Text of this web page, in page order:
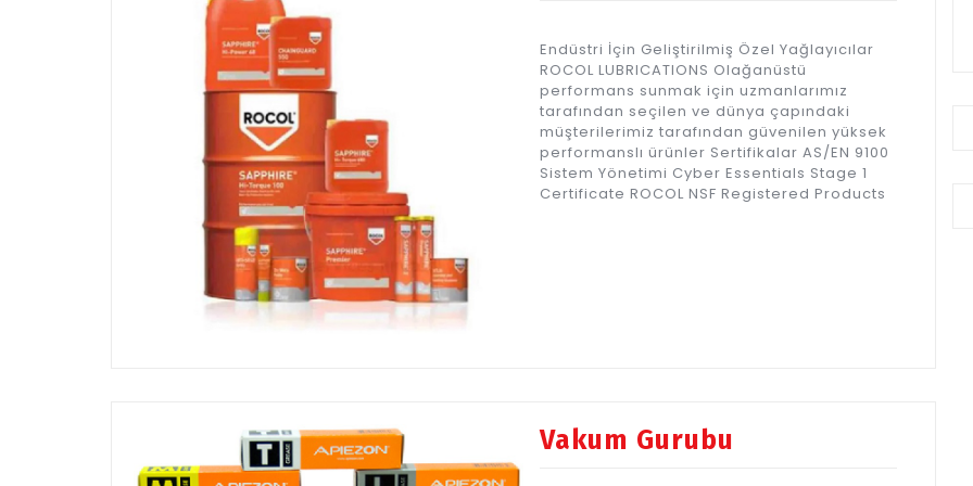
Endüstri İçin Geliştirilmiş Özel Yağlayıcılar
ROCOL LUBRICATIONS Olağanüstü
performans sunmak için uzmanlarımız
tarafından seçilen ve dünya çapındaki
müşterilerimiz tarafından güvenilen yüksek
performanslı ürünler Sertifikalar AS/EN 9100
Sistem Yönetimi Cyber Essentials Stage 1
Certificate ROCOL NSF Registered Products
Vakum Gurubu